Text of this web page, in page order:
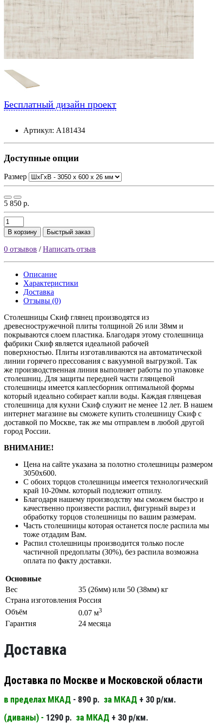
Бесплатный дизайн проект
Артикул: А181434
Доступные опции
Размер
5 850 р.
В корзину Быстрый заказ
0 отзывов /Написать отзыв
Описание
Характеристики
Доставка
Отзывы (0)
Столешницы Скиф глянец производятся из
древесностружечной плиты толщиной 26 или 38мм и
покрываются слоем пластика. Благодаря этому столешница
фабрики Скиф является идеальной рабочей
поверхностью. Плиты изготавливаются на автоматической
линии горячего прессования с вакуумной выгрузкой. Так
же производственная линия выполняет работы по упаковке
столешниц. Для защиты передней части глянцевой
столешницы имеется каплесборник оптимальной формы
который идеально собирает капли воды. Каждая глянцевая
столешница для кухни Скиф служит не менее 12 лет. В нашем
интернет магазине вы сможете купить столешницу Скиф с
доставкой по Москве, так же мы отправлем в любой другой
город России.
ВНИМАНИЕ!
Цена на сайте указана за полотно столешницы размером
3050х600.
С обоих торцов столешницы имеется технологический
край 10-20мм. который подлежит отпилу.
Благодаря нашему производству мы сможем быстро и
качественно произвести распил, фигурный вырез и
обработку торцов столешницы по вашим размерам.
Часть столешницы которая останется после распила мы
тоже отдадим Вам.
Распил столешницы производится только после
частичной предоплаты (30%), без распила возможна
оплата по факту доставки.
Основные
Вес
35 (26мм) или 50 (38мм) кг
Страна изготовления Россия
Объём
0.07 м3
Гарантия 24 месяца
Доставка
Доставка по Москве и Московской области
в пределах МКАД - 890 р. за МКАД + 30 р/км.
(диваны) - 1290 р. за МКАД + 30 р/км.